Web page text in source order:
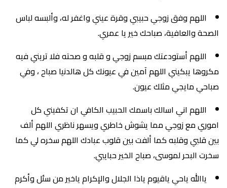
اللهم وفق زوجي حبيبي وقرة عيني واغفر له، وألبسه لباس
الصحة والعافية، صباحك خير يا عمري.
اللهم أستودعتك مبسم زوجي و قلبه و صحته فلا تريني فيه
مكروها يبكيني اللهم آمين في عيونك كل هالدنيا صباح ، وفي
صباحي مايجي مثلك عيون.
اللهم اني اسالك باسمك الحبيب الكافي ان تكفيني كل
اموري مع زوجي مما يشوش خاطري ويسهر ناظري اللهم ألف
بين قلبي وقلبه كما ألفت بين قلوب عبادك اللهم سخره لي كما
سخرت البحر لموسى، صباح الخير حبايبي.
ياالله ياحي ياقيوم ياذا الجلال والإكرام ياخير من سئل وأكرم